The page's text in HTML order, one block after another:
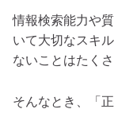
情報検索能力や
いて大切なスキ
ないことはたく
そんなとき、「